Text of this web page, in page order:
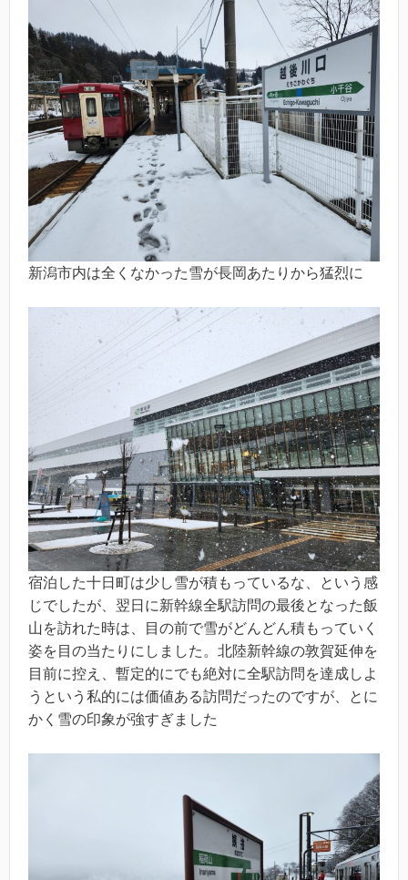
新潟市内は全くなかった雪が長岡あたりから猛烈に
宿泊した十日町は少し雪が積もっているな、という感
じでしたが、翌日に新幹線全駅訪問の最後となった飯
山を訪れた時は、目の前で雪がどんどん積もっていく
姿を目の当たりにしました。北陸新幹線の敦賀延伸を
目前に控え、暫定的にでも絶対に全駅訪問を達成しよ
うという私的には価値ある訪問だったのですが、とに
かく雪の印象が強すぎました